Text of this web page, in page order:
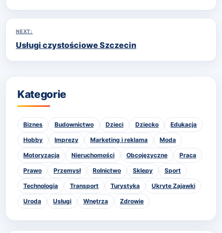
NEXT:
Usługi czystościowe Szczecin
Kategorie
Biznes Budownictwo Dzieci Dziecko Edukacja
Hobby Imprezy Marketing i reklama Moda
Motoryzacja Nieruchomości Obcojęzyczne Praca
Prawo Przemysł Rolnictwo Sklepy Sport
Technologia Transport Turystyka Ukryte Zajawki
Uroda Usługi Wnętrza Zdrowie